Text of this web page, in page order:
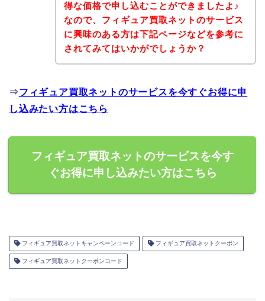
得な価格で申し込むことができましたよ♪
なので、フィギュア買取ネットのサービス
に興味のある方は下記ページなどを参考に
されてみてはいかがでしょうか？
⇒フィギュア買取ネットのサービスを今すぐお得に申
し込みたい方はこちら
フィギュア買取ネットのサービスを今す
ぐお得に申し込みたい方はこちら
フィギュア買取ネットキャンペーンコード フィギュア買取ネットクーポン
フィギュア買取ネットクーポンコード